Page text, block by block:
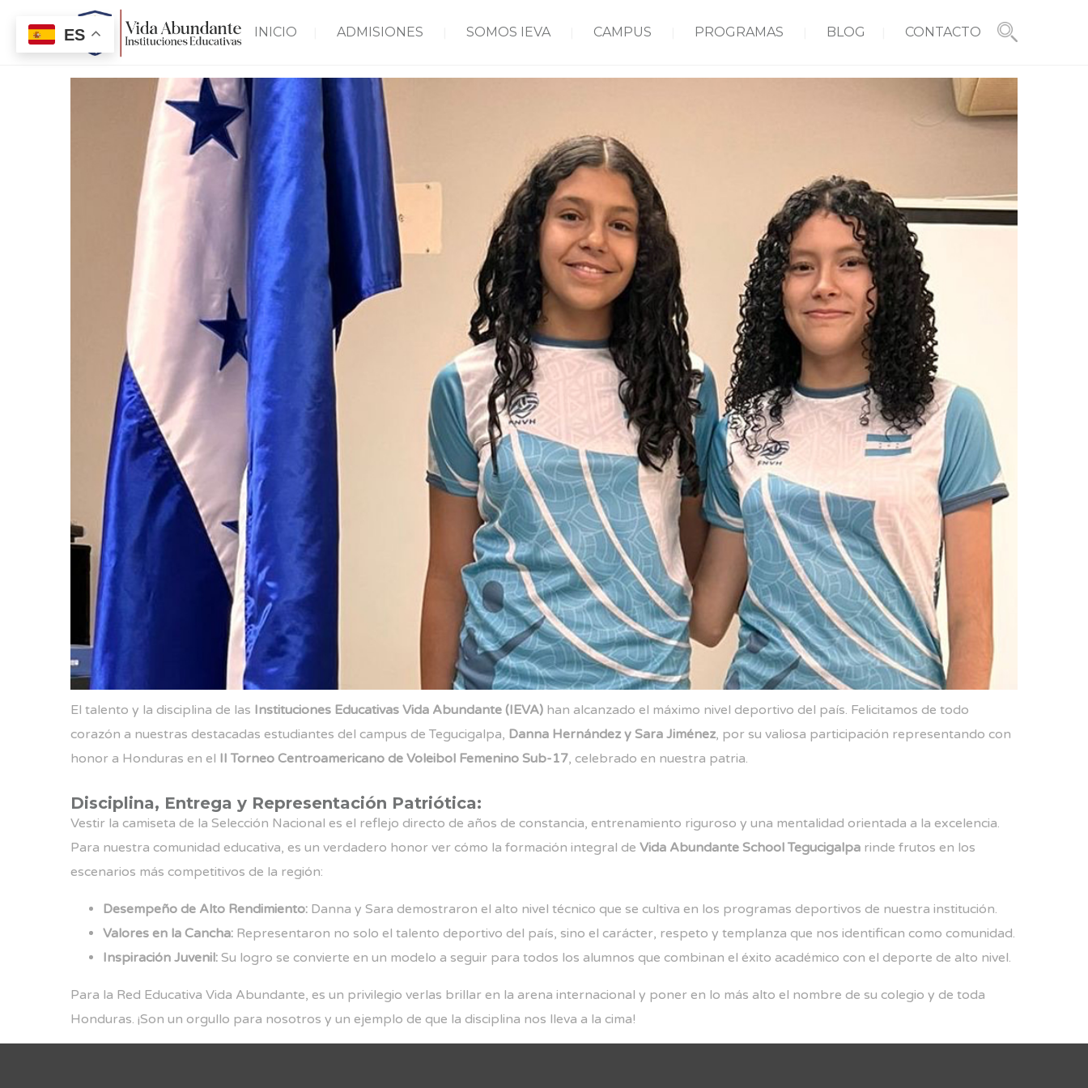
INICIO ADMISIONES SOMOS IEVA CAMPUS PROGRAMAS BLOG CONTACTO
El talento y la disciplina de las Instituciones Educativas Vida Abundante (IEVA) han alcanzado el máximo nivel deportivo del país. Felicitamos de todo
corazón a nuestras destacadas estudiantes del campus de Tegucigalpa, Danna Hernández y Sara Jiménez, por su valiosa participación representando con
honor a Honduras en el II Torneo Centroamericano de Voleibol Femenino Sub-17, celebrado en nuestra patria.
Disciplina, Entrega y Representación Patriótica:
Vestir la camiseta de la Selección Nacional es el reflejo directo de años de constancia, entrenamiento riguroso y una mentalidad orientada a la excelencia.
Para nuestra comunidad educativa, es un verdadero honor ver cómo la formación integral de Vida Abundante School Tegucigalpa rinde frutos en los
escenarios más competitivos de la región:
Desempeño de Alto Rendimiento: Danna y Sara demostraron el alto nivel técnico que se cultiva en los programas deportivos de nuestra institución.
Valores en la Cancha: Representaron no solo el talento deportivo del país, sino el carácter, respeto y templanza que nos identifican como comunidad.
Inspiración Juvenil: Su logro se convierte en un modelo a seguir para todos los alumnos que combinan el éxito académico con el deporte de alto nivel.
Para la Red Educativa Vida Abundante, es un privilegio verlas brillar en la arena internacional y poner en lo más alto el nombre de su colegio y de toda
Honduras. ¡Son un orgullo para nosotros y un ejemplo de que la disciplina nos lleva a la cima!
ES